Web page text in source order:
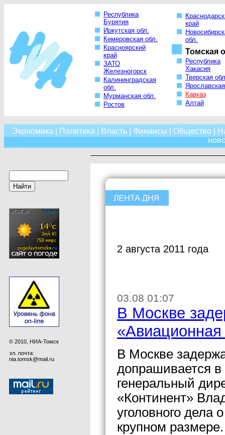
Республика
Бурятия
Иркутская обл.
Кемеровская обл.
Красноярский
край
ЗАТО
Железногорск
Калининградская
обл.
Мурманская обл.
Ростов
край
обл.
Томская
Республика
Хакасия
Тверская
Кавказ
Алтай
Экономика Политика Власть| Финансы Общество
© 2010, НИА-Томск
эл. почта:
nia.tomsk@mail.ru
2 августа 2011 года
03.08 01:07
В Москве
В Москве
допрашивается в
генеральный
«Континент»
уголовного дела
крупном размере.